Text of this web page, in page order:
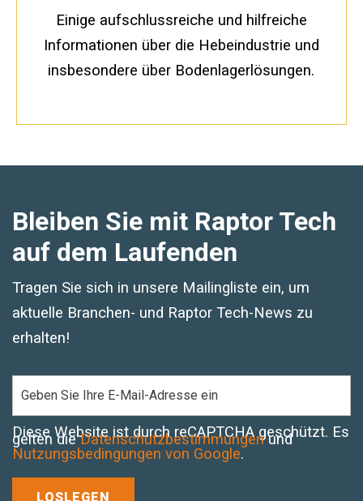
Einige aufschlussreiche und hilfreiche
Informationen über die Hebeindustrie und
insbesondere über Bodenlagerlösungen.
Bleiben Sie mit Raptor Tech
auf dem Laufenden
Tragen Sie sich in unsere Mailingliste ein, um
aktuelle Branchen- und Raptor Tech-News zu
erhalten!
Diese Website ist durch reCAPTCHA geschützt. Es
gelten dieDatenschutzbestimmungenund
Nutzungsbedingungen von Google.